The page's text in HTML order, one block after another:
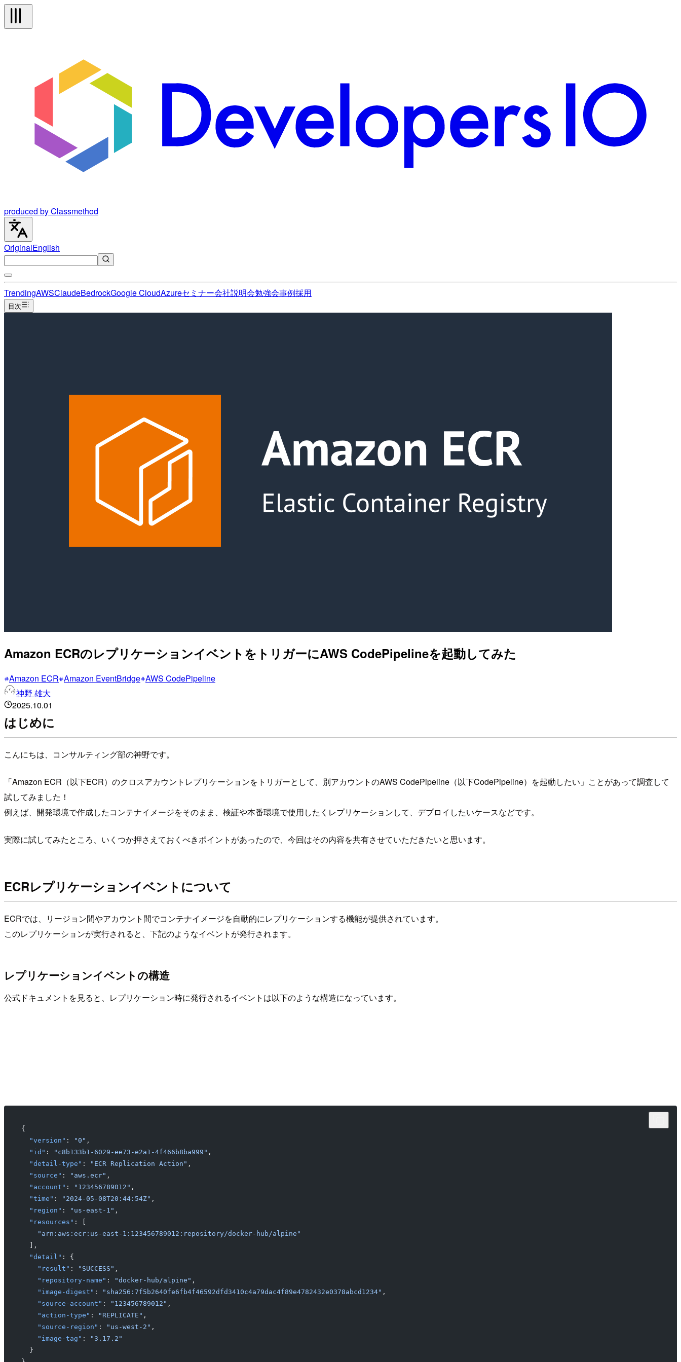
produced by Classmethod
OriginalEnglish
TrendingAWSClaudeBedrockGoogle CloudAzureセミナー会社説明会勉強会事例採用
目次
Amazon ECRのレプリケーションイベントをトリガーにAWS CodePipelineを起動してみた
Amazon ECR Amazon EventBridge AWS CodePipeline
神野 雄大
2025.10.01
はじめに
こんにちは、コンサルティング部の神野です。
「Amazon ECR（以下ECR）のクロスアカウントレプリケーションをトリガーとして、別アカウントのAWS CodePipeline（以下CodePipeline）を起動したい」ことがあって調査して
試してみました！
例えば、開発環境で作成したコンテナイメージをそのまま、検証や本番環境で使用したくレプリケーションして、デプロイしたいケースなどです。
実際に試してみたところ、いくつか押さえておくべきポイントがあったので、今回はその内容を共有させていただきたいと思います。
ECRレプリケーションイベントについて
ECRでは、リージョン間やアカウント間でコンテナイメージを自動的にレプリケーションする機能が提供されています。
このレプリケーションが実行されると、下記のようなイベントが発行されます。
レプリケーションイベントの構造
公式ドキュメントを見ると、レプリケーション時に発行されるイベントは以下のような構造になっています。
{
  "version"
: "0" ,
  "id"
: "c8b133b1-6029-ee73-e2a1-4f466b8ba999" ,
  "detail-type"
: "ECR Replication Action" ,
  "source"
: "aws.ecr" ,
  "account"
: "123456789012" ,
  "time"
: "2024-05-08T20:44:54Z" ,
  "region"
: "us-east-1" ,
  "resources"
: [
    "arn:aws:ecr:us-east-1:123456789012:repository/docker-hub/alpine"
  ],
  "detail"
: {
    "result"
: "SUCCESS" ,
    "repository-name"
: "docker-hub/alpine" ,
    "image-digest"
: "sha256:7f5b2640fe6fb4f46592dfd3410c4a79dac4f89e4782432e0378abcd1234" ,
    "source-account"
: "123456789012" ,
    "action-type"
: "REPLICATE" ,
    "source-region"
: "us-west-2" ,
    "image-tag"
:
"3.17.2"
  }